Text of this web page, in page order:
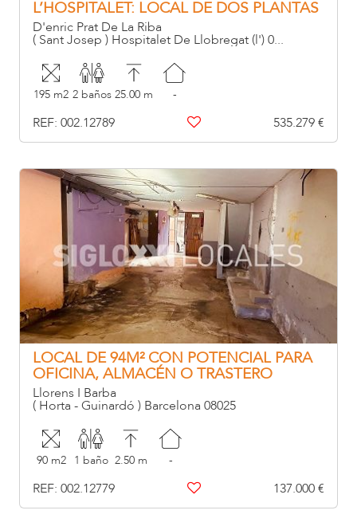
L’HOSPITALET: LOCAL DE DOS PLANTAS
CON ACCESO DIRECTO A RONDA DEL
MIG
D'enric Prat De La Riba
( Sant Josep ) Hospitalet De Llobregat (l') 0...
195 m2 2 baños 25.00 m -
REF: 002.12789 535.279 €
LOCAL DE 94M² CON POTENCIAL PARA
OFICINA, ALMACÉN O TRASTERO
PARTICULAR
Llorens I Barba
( Horta - Guinardó ) Barcelona 08025
90 m2 1 baño 2.50 m -
REF: 002.12779 137.000 €